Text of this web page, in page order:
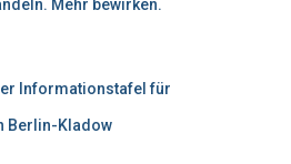
Mehr bewirken.
Informationstafel für
Berlin-Kladow